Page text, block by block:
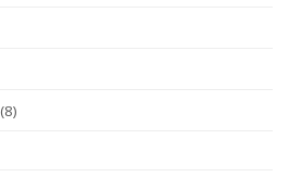
(8)